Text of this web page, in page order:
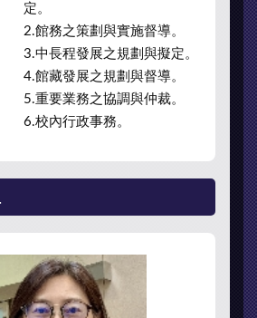
定。
2.館務之策劃與實施督導。
3.中長程發展之規劃與擬定。
4.館藏發展之規劃與督導。
5.重要業務之協調與仲裁。
6.校內行政事務。